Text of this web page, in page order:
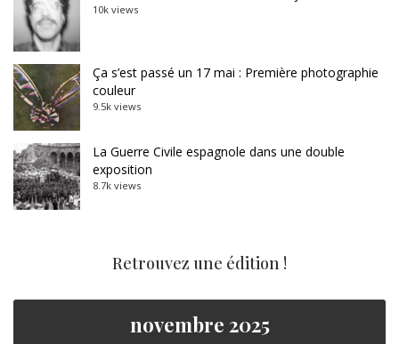
10k views
Ça s’est passé un 17 mai : Première photographie
couleur
9.5k views
La Guerre Civile espagnole dans une double
exposition
8.7k views
Retrouvez une édition !
novembre 2025